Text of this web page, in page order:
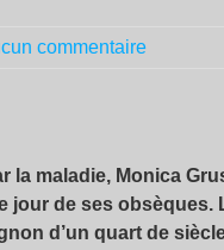
commentaire
maladie, Monica
jour de ses obsèques.
d’un quart de